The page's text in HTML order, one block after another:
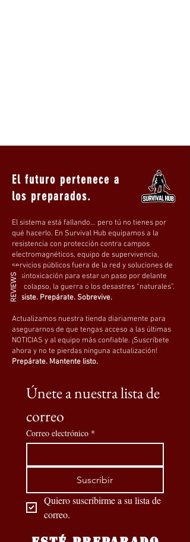
El futuro pertenece a
los preparados.
El sistema está fallando… pero tú no tienes por
qué hacerlo. En Survival Hub equipamos a la
resistencia con protección contra campos
electromagnéticos, equipo de supervivencia,
servicios públicos fuera de la red y soluciones de
desintoxicación para estar un paso por delante
del colapso, la guerra o los desastres “naturales”.
Resiste. Prepárate. Sobrevive.
Actualizamos nuestra tienda diariamente para
asegurarnos de que tengas acceso a las últimas
NOTICIAS y al equipo más confiable. ¡Suscríbete
ahora y no te pierdas ninguna actualización!
Prepárate. Mantente listo.
Únete a nuestra lista de
correo
Correo electrónico *
Suscribir
Quiero suscribirme a su lista de
correo.
REVIEWS